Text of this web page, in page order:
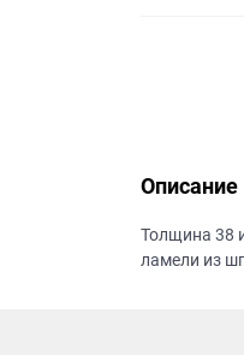
Описание
Толщина 38
ламели из